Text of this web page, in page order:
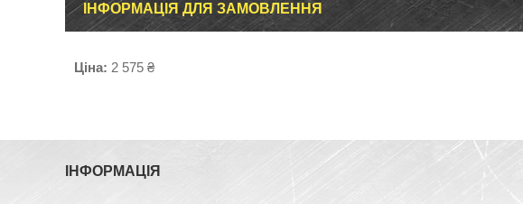
ІНФОРМАЦІЯ ДЛЯ ЗАМОВЛЕННЯ
Ціна: 2 575 ₴
ІНФОРМАЦІЯ